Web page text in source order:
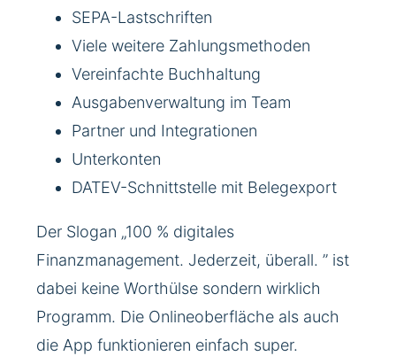
SEPA-Lastschriften
Viele weitere Zahlungsmethoden
Vereinfachte Buchhaltung
Ausgabenverwaltung im Team
Partner und Integrationen
Unterkonten
DATEV-Schnittstelle mit Belegexport
Der Slogan „100 % digitales
Finanzmanagement. Jederzeit, überall. ” ist
dabei keine Worthülse sondern wirklich
Programm. Die Onlineoberfläche als auch
die App funktionieren einfach super.